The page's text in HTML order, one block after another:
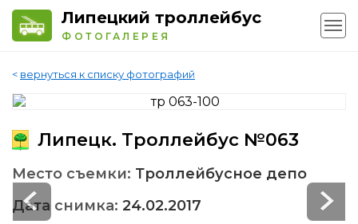
Липецкий троллейбус
ФОТОГАЛЕРЕЯ
< вернуться к списку фотографий
Липецк. Троллейбус №063
Место съемки: Троллейбусное депо
Дата снимка: 24.02.2017